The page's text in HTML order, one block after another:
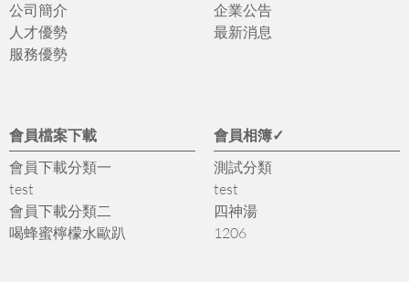
公司簡介
人才優勢
服務優勢
企業公告
最新消息
會員檔案下載
會員下載分類一
test
會員下載分類二
喝蜂蜜檸檬水歐趴
會員相簿✓
測試分類
test
四神湯
1206